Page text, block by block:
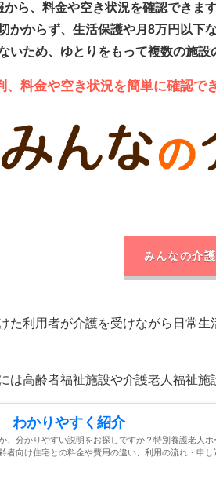
ら、料金や空き状況を確認できます
からず、生活保護や月8万円以下
ため、ゆとりをもって複数の施設
、料金や空き状況を簡単に確認で
みんなの介
た利用者が介護を受けながら日常
高齢者福祉施設や介護老人福祉施
わかりやすく紹介
、分かりやすい説明をお探しですか？特別養護老人
者向け住宅との料金や費用の違い、利用の流れ・申し